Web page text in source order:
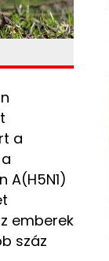
a
emberek
száz